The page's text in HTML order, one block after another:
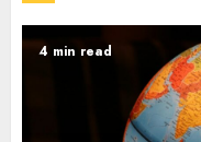
4 min read